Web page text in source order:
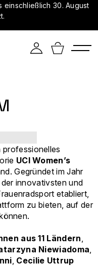
30. August
professionelles
UCI Women’s
Gegründet im Jahr
innovativsten und
etabliert,
zu bieten, auf der
aus 11 Ländern,
Niewiadoma,
, Cecilie Uttrup